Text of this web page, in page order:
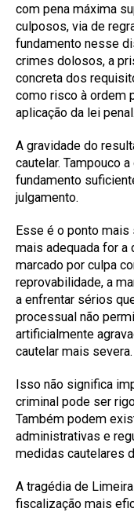
com pena máxima
culposos, via de
fundamento nesse
crimes dolosos, a
concreta dos
como risco à ordem
aplicação da lei penal.
A gravidade do
cautelar. Tampouco
fundamento
julgamento.
Esse é o ponto mais
mais adequada for a
marcado por culpa
reprovabilidade, a
a enfrentar sérios
processual não
artificialmente
cautelar mais severa.
Isso não significa
criminal pode ser
Também podem
administrativas e
medidas cautelares
A tragédia de
fiscalização mais